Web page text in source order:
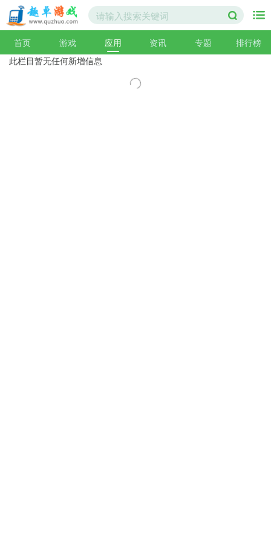
首页 游戏 应用 资讯 专题
排行榜
此栏目暂无任何新增信息